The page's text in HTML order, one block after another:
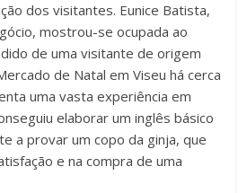
dos visitantes. Eunice Batista,
mostrou-se ocupada ao
de uma visitante de origem
de Natal em Viseu há cerca
uma vasta experiência em
elaborar um inglês básico
a provar um copo da ginja, que
e na compra de uma